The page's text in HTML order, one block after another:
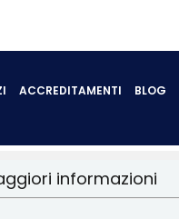
ACCREDITAMENTI BLOG
informazioni